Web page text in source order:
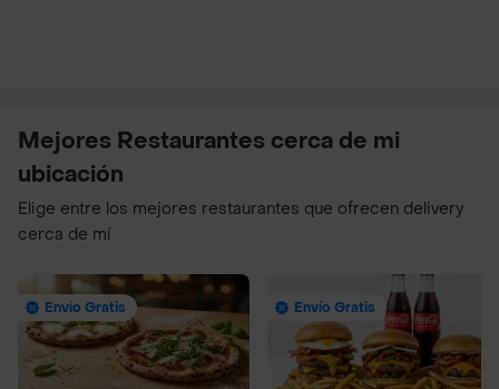
Mejores Restaurantes cerca de mi
ubicación
Elige entre los mejores restaurantes que ofrecen delivery
cerca de mí
Envío Gratis Envío Gratis